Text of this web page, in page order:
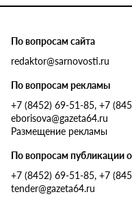
По вопросам сайта
redaktor@sarnovosti.ru
По вопросам рекламы
+7 (8452) 69-51-85, +7
eborisova@gazeta64.ru
Размещение рекламы
По вопросам публикации
+7 (8452) 69-51-85, +7
tender@gazeta64.ru